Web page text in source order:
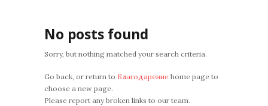
No posts found
Sorry, but nothing matched your search criteria.
Go back, or return to Благодарение home page to
choose a new page.
Please report any broken links to our team.